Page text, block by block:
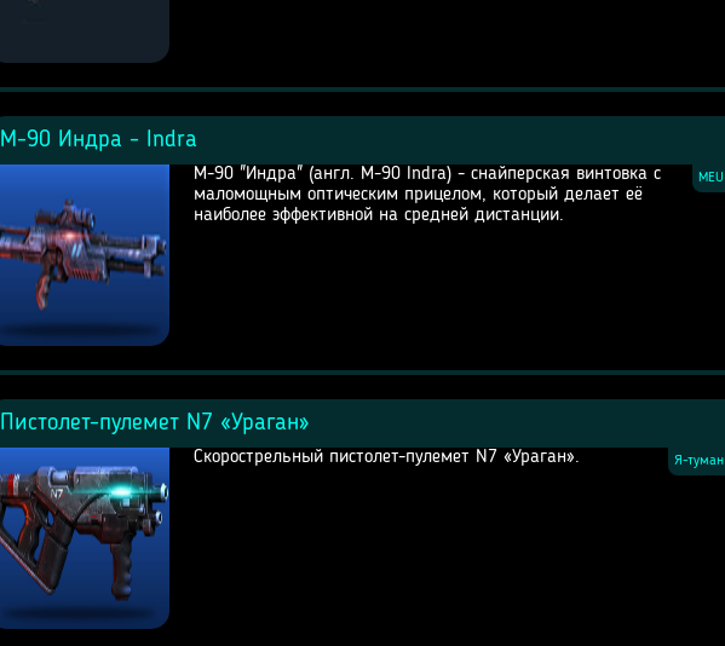
М-90 Индра - Indra
MEU
М-90 "Индра" (англ. M-90 Indra) - снайперская винтовка с
маломощным оптическим прицелом, который делает её
наиболее эффективной на средней дистанции.
Пистолет-пулемет N7 «Ураган»
Я-туман
Скорострельный пистолет-пулемет N7 «Ураган».